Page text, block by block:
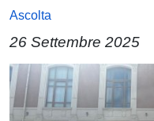
Ascolta
26 Settembre 2025